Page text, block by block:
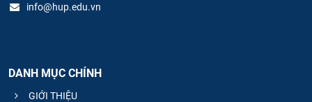
info@hup.edu.vn
DANH MỤC CHÍNH
GIỚI THIỆU